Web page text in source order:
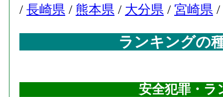
/ 長崎県 / 熊本県 / 大分県 / 宮崎県 /
ランキングの
安全犯罪・ラ